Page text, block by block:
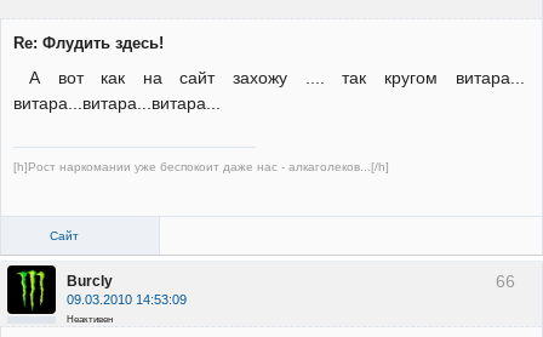
Re: Флудить здесь!
А вот как на сайт захожу .... так кругом витара...
витара...витара...витара...
[h]Рост наркомании уже беспокоит даже нас - алкаголеков...[/h]
Сайт
66
Burcly
09.03.2010 14:53:09
Неактивен